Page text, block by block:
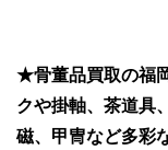
★骨董品買取の福
クや掛軸、茶道具
磁、甲冑など多彩